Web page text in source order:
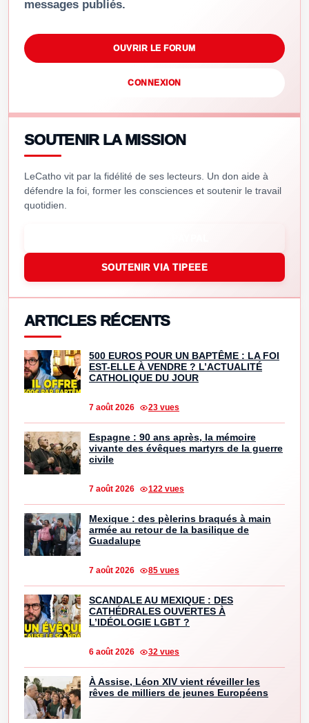
messages publiés.
OUVRIR LE FORUM
CONNEXION
SOUTENIR LA MISSION
LeCatho vit par la fidélité de ses lecteurs. Un don aide à
défendre la foi, former les consciences et soutenir le travail
quotidien.
SOUTENIR VIA TIPEEE
ARTICLES RÉCENTS
500 EUROS POUR UN BAPTÊME : LA FOI
EST-ELLE À VENDRE ? L’ACTUALITÉ
CATHOLIQUE DU JOUR
7 août 2026 23 vues
Espagne : 90 ans après, la mémoire
vivante des évêques martyrs de la guerre
civile
7 août 2026 122 vues
Mexique : des pèlerins braqués à main
armée au retour de la basilique de
Guadalupe
7 août 2026 85 vues
SCANDALE AU MEXIQUE : DES
CATHÉDRALES OUVERTES À
L’IDÉOLOGIE LGBT ?
6 août 2026 32 vues
À Assise, Léon XIV vient réveiller les
rêves de milliers de jeunes Européens